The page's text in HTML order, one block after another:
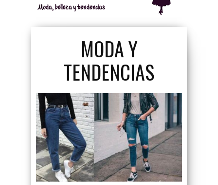
La Blusa Mujer Que
Todas Deberíamos
Tener En El Clóset
MODA Y
TENDENCIAS